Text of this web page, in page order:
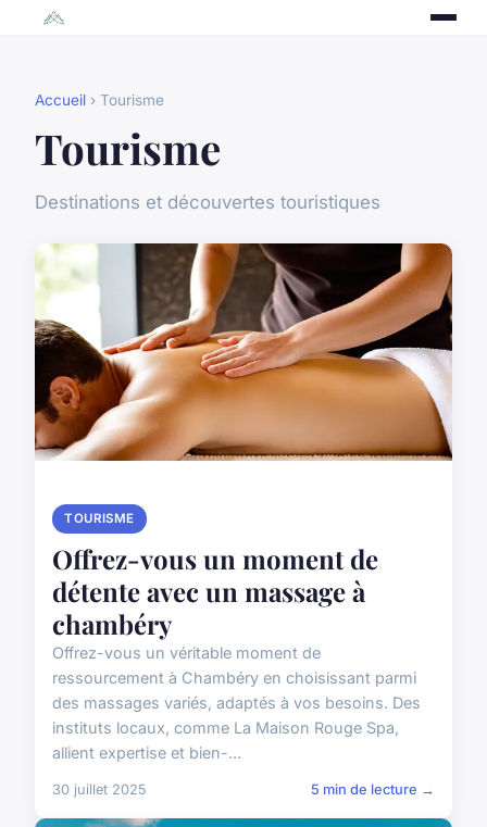
Accueil › Tourisme
Tourisme
Destinations et découvertes touristiques
TOURISME
Offrez-vous un moment de
détente avec un massage à
chambéry
Offrez-vous un véritable moment de
ressourcement à Chambéry en choisissant parmi
des massages variés, adaptés à vos besoins. Des
instituts locaux, comme La Maison Rouge Spa,
allient expertise et bien-...
30 juillet 2025 5 min de lecture →